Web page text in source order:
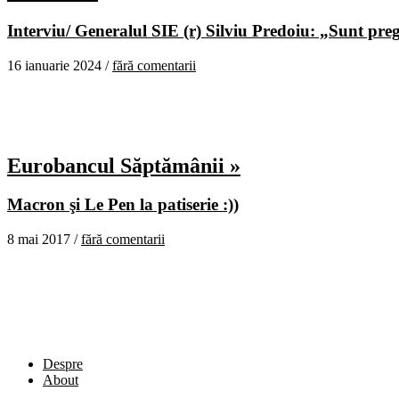
Interviu/ Generalul SIE (r) Silviu Predoiu: „Sunt
16 ianuarie 2024 /fără comentarii
Eurobancul Săptămânii »
Macron şi Le Pen la patiserie :))
8 mai 2017 /fără comentarii
Despre
About